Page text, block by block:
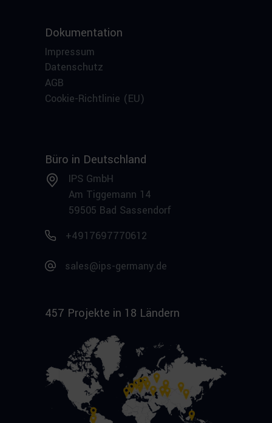
Dokumentation
Impressum
Datenschutz
AGB
Cookie-Richtlinie (EU)
Büro in Deutschland
IPS GmbH
Am Tiggemann 14
59505 Bad Sassendorf
+4917697770612
sales@ips-germany.de
457 Projekte in 18 Ländern